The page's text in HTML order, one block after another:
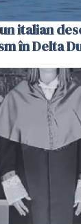
italian
în Delta